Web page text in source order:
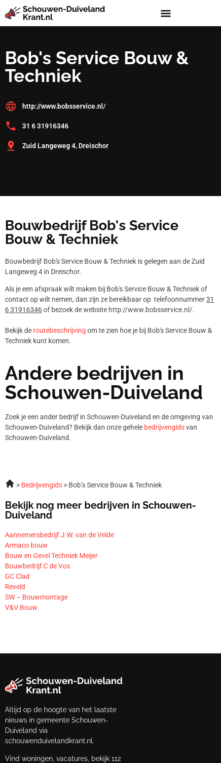
Bob's Service Bouw &
Techniek
http://www.bobsservice.nl/
31 6 31916346
Zuid Langeweg 4, Dreischor
Bouwbedrijf Bob's Service
Bouw & Techniek
Bouwbedrijf Bob's Service Bouw & Techniek is gelegen aan de Zuid
Langeweg 4 in Dreischor.
Als je een afspraak wilt maken bij Bob's Service Bouw & Techniek of
contact op wilt nemen, dan zijn ze bereikbaar op telefoonnummer31
6 31916346of bezoek de website http://www.bobsservice.nl/.
Bekijk de routebeschrijving om te zien hoe je bij Bob's Service Bouw &
Techniek kunt komen.
Andere bedrijven in
Schouwen-Duiveland
Zoek je een ander bedrijf in Schouwen-Duiveland en de omgeving van
Schouwen-Duiveland? Bekijk dan onze gehele bedrijvengidsvan
Schouwen-Duiveland.
Bedrijvengids Bob’s Service Bouw & Techniek
Bekijk nog meer bedrijven in Schouwen-
Duiveland
Aannemersbedrijf J.W. van de Velde
Armaco bouw
Bouw en Gevel Techniek Meijer
Bouwbedrijf C de Vos
GC Clad
Reveld
SW – Bouwmontage
V&V Bouw
Altijd op de hoogte van het laatste
nieuws in gemeente Schouwen-
Duiveland via
schouwenduivelandkrant.nl.
Vind woningen, vacatures, bekijk 112